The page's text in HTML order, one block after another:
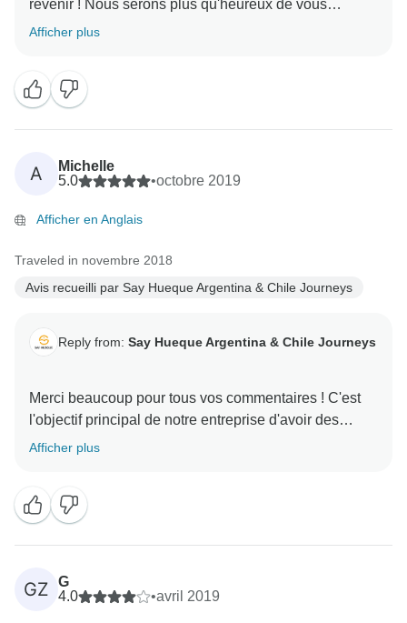
revenir ! Nous serons plus qu'heureux de vous
recevoir à nouveau ! Vous avez été des passagers
Afficher plus
A
Michelle
5.0
•octobre 2019
Afficher en Anglais
Traveled in novembre 2018
Avis recueilli par Say Hueque Argentina & Chile Journeys
Reply from: Say Hueque Argentina & Chile Journeys
Merci beaucoup pour tous vos commentaires ! C'est
l'objectif principal de notre entreprise d'avoir des
voyageurs heureux et nous sommes vraiment fiers
heureux que nous ayons pu résoudre ces problèmes,
car tout le monde à Say Hueque travaille très dur pour
offrir des expériences extraordinaires ! Merci d'avoir
pris le temps de nous recommander à vos amis, cela
signifie beaucoup pour nous ! Nous vous souhaitons
Afficher plus
GZ
G
4.0
•avril 2019